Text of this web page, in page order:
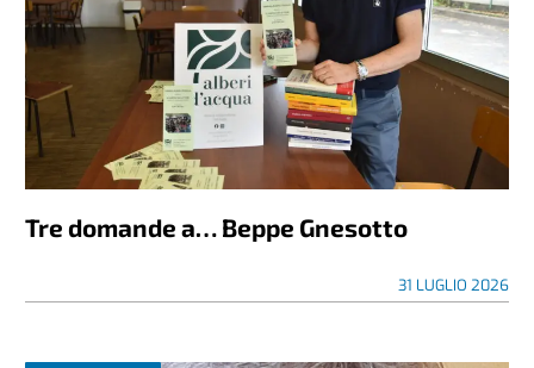
Tre domande a… Beppe Gnesotto
31 LUGLIO 2026